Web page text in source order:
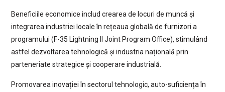
Beneficiile economice includ crearea de locuri de muncă și
integrarea industriei locale în rețeaua globală de furnizori a
programului (F-35 Lightning II Joint Program Office), stimulând
astfel dezvoltarea tehnologică și industria națională prin
parteneriate strategice și cooperare industrială.
Promovarea inovației în sectorul tehnologic, auto-suficiența în